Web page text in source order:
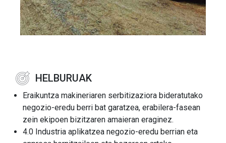
HELBURUAK
Eraikuntza makineriaren serbitizaziora bideratutako
negozio-eredu berri bat garatzea, erabilera-fasean
zein ekipoen bizitzaren amaieran eraginez.
4.0 Industria aplikatzea negozio-eredu berrian eta